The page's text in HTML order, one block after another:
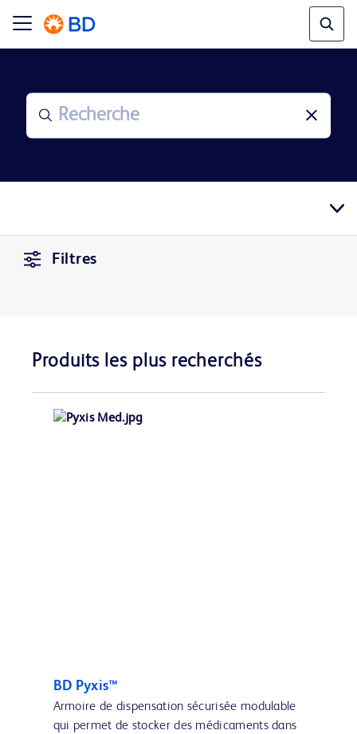
Filtres
Produits les plus recherchés
BD Pyxis™
Armoire de dispensation sécurisée modulable
qui permet de stocker des médicaments dans